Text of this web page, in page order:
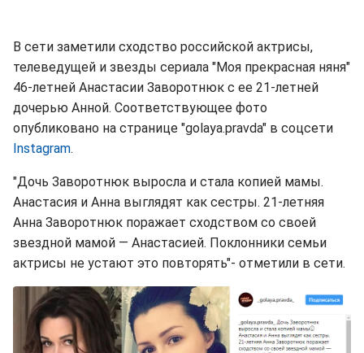
В сети заметили сходство российской актрисы,
телеведущей и звезды сериала "Моя прекрасная няня"
46-летней Анастасии Заворотнюк с ее 21-летней
дочерью Анной. Соответствующее фото
опубликовано на странице "golaya.pravda" в соцсети
Instagram.
"Дочь Заворотнюк выросла и стала копией мамы.
Анастасия и Анна выглядят как сестры. 21-летняя
Анна Заворотнюк поражает сходством со своей
звездной мамой — Анастасией. Поклонники семьи
актрисы не устают это повторять"- отметили в сети.